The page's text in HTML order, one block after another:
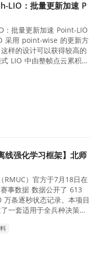
LIO：批量更新加速 P
：批量更新加速 Point-LIO
采用 point-wise 的更新方
样的设计可以获得较高的
LIO 中由整帧点云累积造
繁进行近邻搜索、平面拟
多的计算资源。 Batch-LIO
毕业设计 Batch-LIWO 中
粒度进行了修改： 将相邻
完成窗口内运动补偿后，
线强化学习框架】北师
）官方于7月18日在
事数据 数据公开了 613
条逐秒状态记录。本项目
一套适用于全兵种决策策
的尝试与效果评估。结论
术模式。 框架覆盖日志解
练 → 离线评估 → 部署